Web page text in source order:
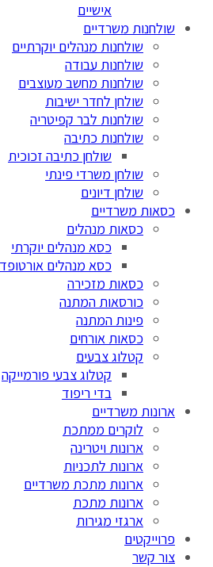
אישיים
שולחנות משרדיים
שולחנות מנהלים יוקרתיים
שולחנות עבודה
שולחנות מחשב מעוצבים
שולחן לחדר ישיבות
שולחנות לבר קפיטריה
שולחנות כתיבה
שולחן כתיבה זכוכית
שולחן משרדי פינתי
שולחן דיונים
כסאות משרדיים
כסאות מנהלים
כסא מנהלים יוקרתי
כסא מנהלים
כסאות מזכירה
כורסאות המתנה
פינות המתנה
כסאות אורחים
קטלוג צבעים
קטלוג צבעי פורמייקה
בדי ריפוד
ארונות משרדיים
לוקרים ממתכת
ארונות ויטרינה
ארונות לתכניות
ארונות מתכת משרדיים
ארונות מתכת
ארגזי מגירות
פרוייקטים
צור קשר